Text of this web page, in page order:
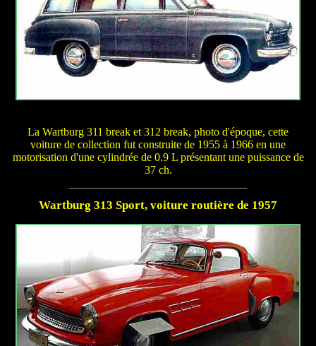
La Wartburg 311 break et 312 break, photo d'époque, cette
voiture de collection fut construite de 1955 à 1966 en une
motorisation d'une cylindrée de 0.9 L présentant une puissance de
37 ch.
Wartburg 313 Sport, voiture routière de 1957